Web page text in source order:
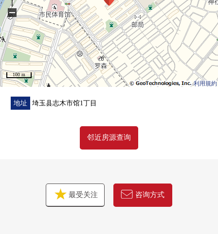
▼翻新内容(2026年4月实施)
[全部已换新、换新]
・附带监视器的内部对讲机
・组合厨房
・餐具冲洗烘干机
・1具净水器型栓
・盥洗台
・厕所
・收纳
・超市，公园也在步行范围以内，生活，安装设备，充实
利用規約
100 m
−
地址 埼玉县志木市馆1丁目
邻近房源查询
最受关注 咨询方式